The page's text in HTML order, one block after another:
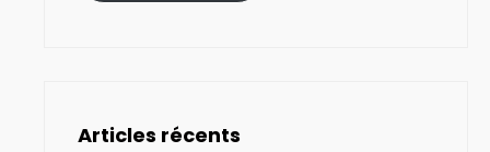
Articles récents